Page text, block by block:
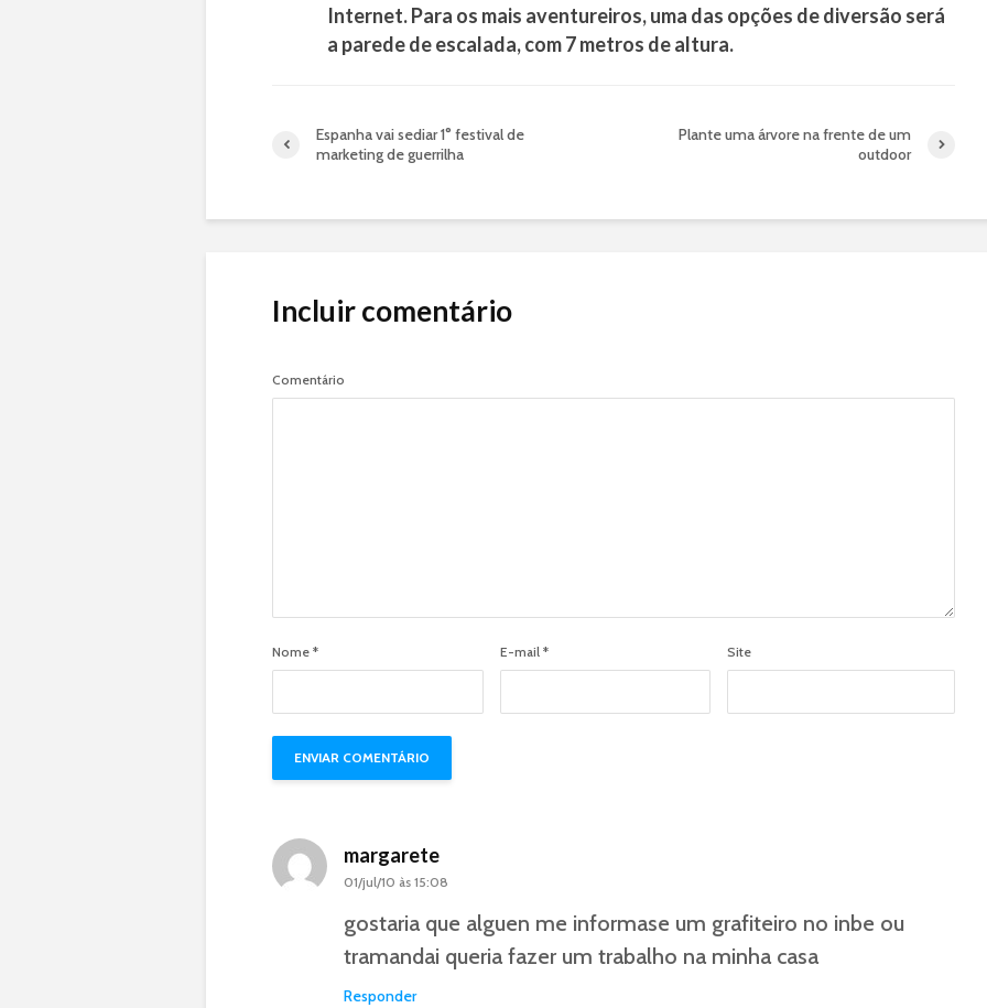
Internet. Para os mais aventureiros, uma das opções de diversão será
a parede de escalada, com 7 metros de altura.
Espanha vai sediar 1° festival de
marketing de guerrilha
Plante uma árvore na frente de um
outdoor
Incluir comentário
Comentário
Nome * E-mail * Site
margarete
01/jul/10 às 15:08
gostaria que alguen me informase um grafiteiro no inbe ou
tramandai queria fazer um trabalho na minha casa
Responder